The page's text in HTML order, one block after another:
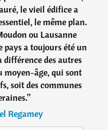
le vieil édifice a
le même plan.
ou Lausanne
pays a toujours été un
des autres
moyen-âge, qui sont
soit des communes
”
Regamey